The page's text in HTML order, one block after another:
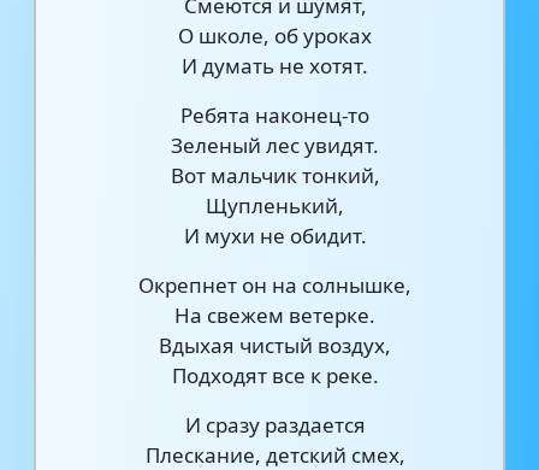
О школе, об уроках
И думать не хотят.
Ребята наконец-то
Зеленый лес увидят.
Вот мальчик тонкий,
Щупленький,
И мухи не обидит.
Окрепнет он на солнышке,
На свежем ветерке.
Вдыхая чистый воздух,
Подходят все к реке.
И сразу раздается
Плескание, детский смех,